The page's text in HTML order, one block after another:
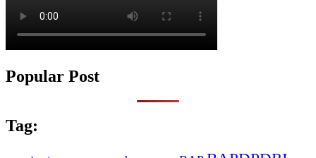
Popular Post
Tag: